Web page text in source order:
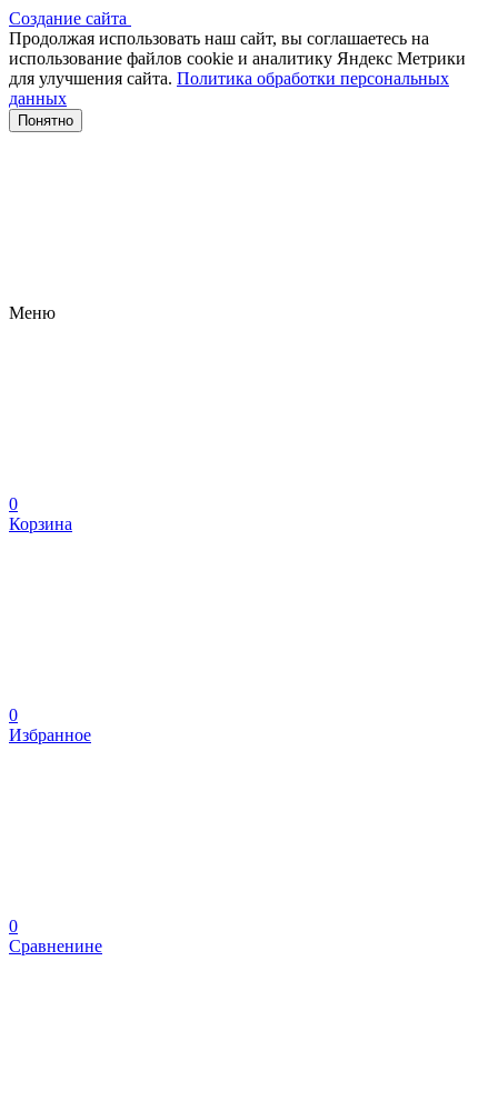
Создание сайта
Продолжая использовать наш сайт, вы соглашаетесь на
использование файлов сооkіе и аналитику Яндекс Метрики
для улучшения сайта. Политика обработки персональных
данных
Понятно
Меню
0
Корзина
0
Избранное
0
Сравненине